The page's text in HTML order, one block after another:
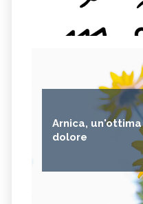
Arnica,
dolore